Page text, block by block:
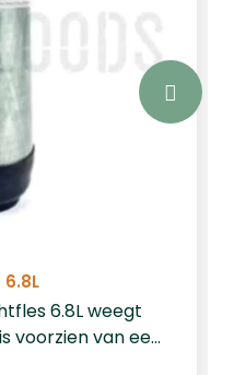
6.8L weegt
voorzien van een